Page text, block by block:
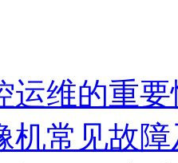
运维的重要
机常见故